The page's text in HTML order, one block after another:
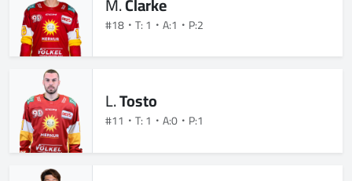
#18 T: 1 A:1 P:2
L.Tosto
#11 T: 1 A:0 P:1